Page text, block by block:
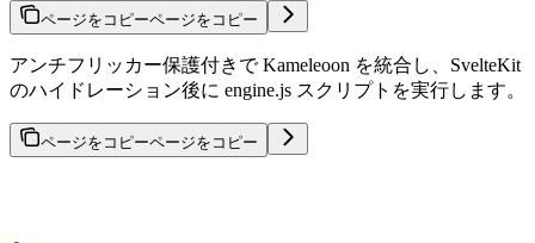
ページをコピーページをコピー
アンチフリッカー保護付きで Kameleoon を統合し、SvelteKit
のハイドレーション後に engine.js スクリプトを実行します。
ページをコピーページをコピー